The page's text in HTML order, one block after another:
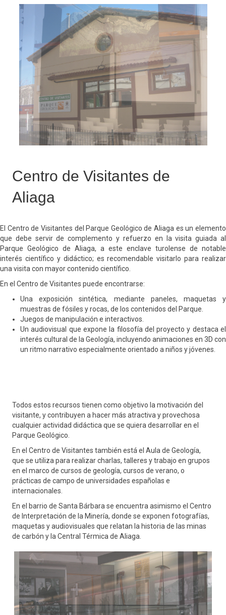
Centro de Visitantes de
Aliaga
El Centro de Visitantes del Parque Geológico de Aliaga es un elemento
que debe servir de complemento y refuerzo en la visita guiada al
Parque Geológico de Aliaga, a este enclave turolense de notable
interés científico y didáctico; es recomendable visitarlo para realizar
una visita con mayor contenido científico.
En el Centro de Visitantes puede encontrarse:
Una exposición sintética, mediante paneles, maquetas y
muestras de fósiles y rocas, de los contenidos del Parque.
Juegos de manipulación e interactivos.
Un audiovisual que expone la filosofía del proyecto y destaca el
interés cultural de la Geología, incluyendo animaciones en 3D con
un ritmo narrativo especialmente orientado a niños y jóvenes.
Todos estos recursos tienen como objetivo la motivación del
visitante, y contribuyen a hacer más atractiva y provechosa
cualquier actividad didáctica que se quiera desarrollar en el
Parque Geológico.
En el Centro de Visitantes también está el Aula de Geología,
que se utiliza para realizar charlas, talleres y trabajo en grupos
en el marco de cursos de geología, cursos de verano, o
prácticas de campo de universidades españolas e
internacionales.
En el barrio de Santa Bárbara se encuentra asimismo el Centro
de Interpretación de la Minería, donde se exponen fotografías,
maquetas y audiovisuales que relatan la historia de las minas
de carbón y la Central Térmica de Aliaga.